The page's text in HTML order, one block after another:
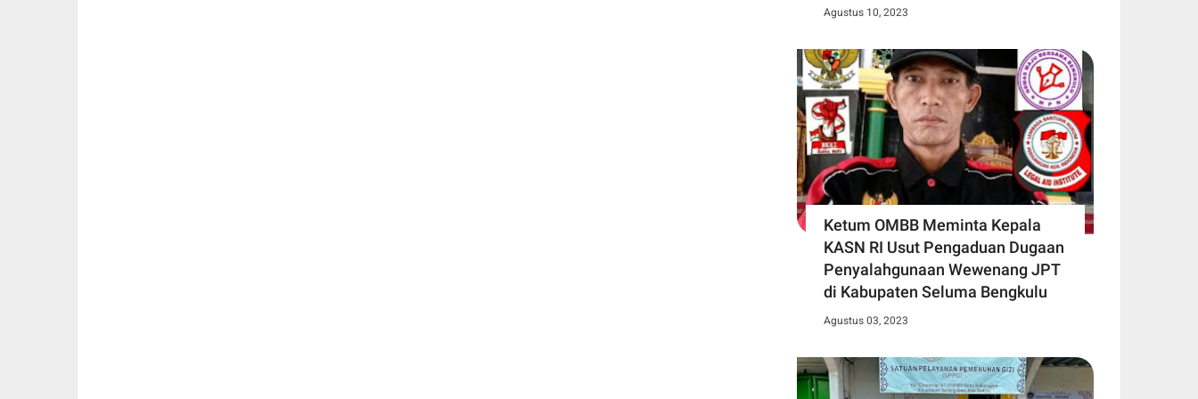
Agustus 10, 2023
Ketum OMBB Meminta Kepala
KASN RI Usut Pengaduan Dugaan
Penyalahgunaan Wewenang JPT
di Kabupaten Seluma Bengkulu
Agustus 03, 2023